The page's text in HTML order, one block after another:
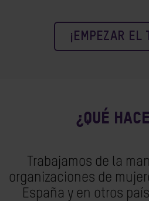
¡EMPEZAR EL
¿QUÉ
Trabajamos de la
organizaciones de
España y en otros